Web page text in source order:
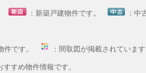
：新築戸建物件です。 ：中
件です。 ：間取図が掲載されていま
すすめ物件情報です。